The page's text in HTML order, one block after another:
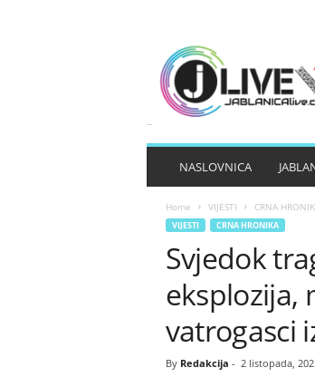
NASLOVNICA
Home VIJESTI CRNA
VIJESTI CRNA HRONIKA
Svjedok
eksplozija,
vatrogasci
By Redakcija - 2 listopada,